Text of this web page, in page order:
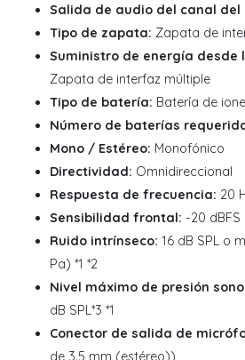
Salida de audio del canal del
Tipo de zapata: Zapata de
Suministro de energía desde
Zapata de interfaz múltiple
Tipo de batería: Batería de
Número de baterías
Mono / Estéreo: Monofónico
Directividad: Omnidireccional
Respuesta de frecuencia: 20
Sensibilidad frontal: -20 dBFS
Ruido intrínseco: 16 dB SPL o
Pa) *1 *2
Nivel máximo de presión
dB SPL*3 *1
Conector de salida de